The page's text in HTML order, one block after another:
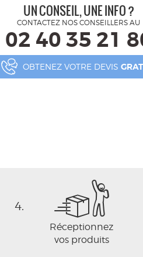
UN CONSEIL, UNE INFO ?
CONTACTEZ NOS CONSEILLERS AU
02 40 35 21
OBTENEZ VOTRE DEVIS
4.
Réceptionnez
vos produits